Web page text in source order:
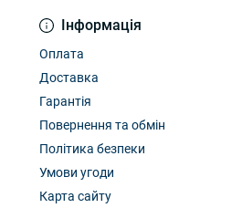
Інформація
Оплата
Доставка
Гарантія
Повернення та обмін
Політика безпеки
Умови угоди
Карта сайту